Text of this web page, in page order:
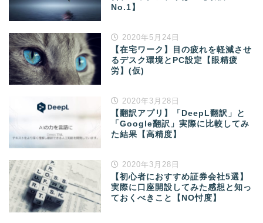
No.1】
2020年5月24日
【在宅ワーク】目の疲れを軽減させ
るデスク環境とPC設定【眼精疲
労】(仮)
2020年3月28日
【翻訳アプリ】「DeepL翻訳」と
「Google翻訳」実際に比較してみ
た結果【高精度】
2020年3月28日
【初心者におすすめ証券会社5選】
実際に口座開設してみた感想と知っ
ておくべきこと【NO忖度】